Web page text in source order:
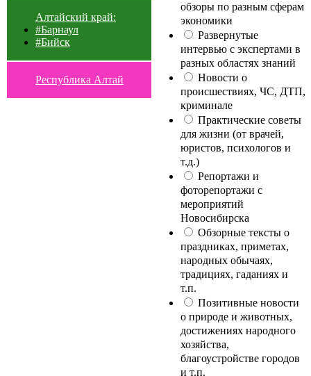
Алтайский край:
#Барнаул
#Бийск
Республика Алтай
обзоры по разным сферам
экономики
Развернутые
интервью с экспертами в
разных областях знаний
Новости о
происшествиях, ЧС, ДТП,
криминале
Практические советы
для жизни (от врачей,
юристов, психологов и
т.д.)
Репортажи и
фоторепортажи с
мероприятий
Новосибирска
Обзорные тексты о
праздниках, приметах,
народных обычаях,
традициях, гаданиях и
т.п.
Позитивные новости
о природе и животных,
достижениях народного
хозяйства,
благоустройстве городов
и т.п.